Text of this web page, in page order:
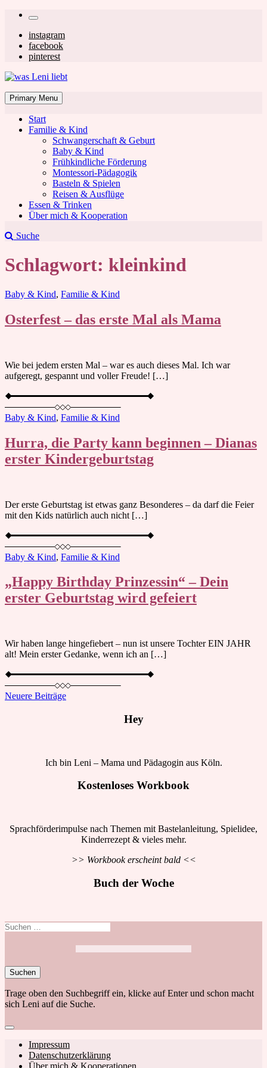
Skip
content
Secondary
left
navigation
Secondary
right
navigation
instagram
facebook
pinterest
was Leni liebt
Mom & Lifestyle Blog
Primary Menu
Start
Familie & Kind
Schwangerschaft & Geburt
Baby & Kind
Frühkindliche Förderung
Montessori-Pädagogik
Basteln & Spielen
Reisen & Ausflüge
Essen & Trinken
Über mich & Kooperation
Suche
Schlagwort: kleinkind
Blog
Baby & Kind, Familie & Kind
Osterfest – das erste Mal als Mama
Wie bei jedem ersten Mal – war es auch dieses Mal. Ich war
aufgeregt, gespannt und voller Freude! […]
Baby & Kind, Familie & Kind
Hurra, die Party kann beginnen – Dianas
erster Kindergeburtstag
Der erste Geburtstag ist etwas ganz Besonderes – da darf die Feier
mit den Kids natürlich auch nicht […]
Baby & Kind, Familie & Kind
„Happy Birthday Prinzessin“ – Dein
erster Geburtstag wird gefeiert
Wir haben lange hingefiebert – nun ist unsere Tochter EIN JAHR
alt! Mein erster Gedanke, wenn ich an […]
Beitragsnavigation
Neuere Beiträge
Hey
Ich bin Leni – Mama und Pädagogin aus Köln.
Kostenloses Workbook
Sprachförderimpulse nach Themen mit Bastelanleitung, Spielidee,
Kinderrezept & vieles mehr.
>> Workbook erscheint bald <<
Buch der Woche
Suchen
Trage oben den Suchbegriff ein, klicke auf Enter und schon macht
sich Leni auf die Suche.
Close
search
Footer
navigation
Impressum
Datenschutzerklärung